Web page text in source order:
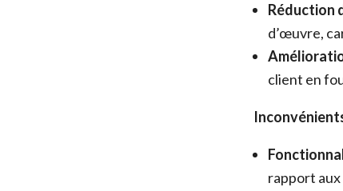
Réduction
d’œuvre,
client en
rapport